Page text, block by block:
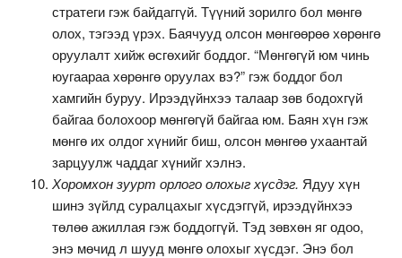
стратеги гэж байдаггүй. Түүний зорилго бол мөнгө
олох, тэгээд үрэх. Баячууд олсон мөнгөөрөө хөрөнгө
оруулалт хийж өсгөхийг боддог. “Мөнгөгүй юм чинь
юугаараа хөрөнгө оруулах вэ?” гэж боддог бол
хамгийн буруу. Ирээдүйнхээ талаар зөв бодохгүй
байгаа болохоор мөнгөгүй байгаа юм. Баян хүн гэж
мөнгө их олдог хүнийг биш, олсон мөнгөө ухаантай
зарцуулж чаддаг хүнийг хэлнэ.
Хоромхон зуурт орлого олохыг хүсдэг. Ядуу хүн
шинэ зүйлд суралцахыг хүсдэггүй, ирээдүйнхээ
төлөө ажиллая гэж боддоггүй. Тэд зөвхөн яг одоо,
энэ мөчид л шууд мөнгө олохыг хүсдэг. Энэ бол